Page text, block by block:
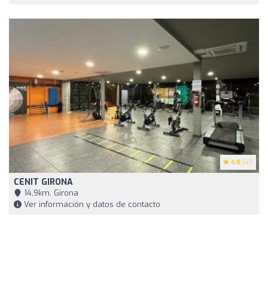
4.8 (41)
CENIT GIRONA
14,9km, Girona
Ver información y datos de contacto